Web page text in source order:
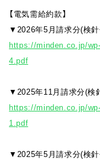
【電気需給約款】
▼2026年5月請求分(検
https://minden.co.jp/
4.pdf
▼2025年11月請求分(検
https://minden.co.jp/
1.pdf
▼2025年5月請求分(検